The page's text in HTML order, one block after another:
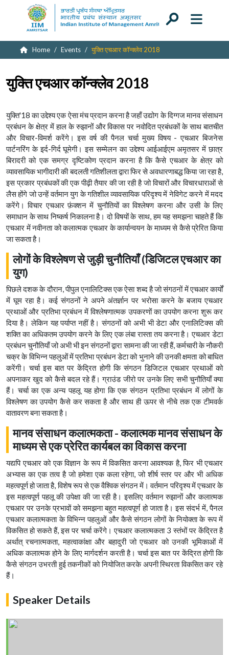
Home Events युक्ति एचआर कॉन्क्लेव 2018
युक्ति एचआर कॉन्क्लेव 2018
युक्ति'18 का उद्देश्य एक ऐसा मंच प्रदान करना है जहाँ उद्योग के दिग्गज मानव संसाधन
प्रबंधन के क्षेत्र में हाल के रुझानों और विकास पर नवोदित प्रबंधकों के साथ बातचीत
और विचार-विमर्श करेंगे। इस वर्ष की पैनल चर्चा मुख्य विषय - एचआर बिजनेस
पार्टनरिंग के इर्द-गिर्द घूमेगी। इस सम्मेलन का उद्देश्य आईआईएम अमृतसर में छात्र
बिरादरी को एक समग्र दृष्टिकोण प्रदान करना है कि कैसे एचआर के क्षेत्र को
व्यावसायिक भागीदारी की बदलती गतिशीलता द्वारा फिर से अवधारणाबद्ध किया जा रहा है,
इस प्रकार प्रबंधकों की एक पीढ़ी तैयार की जा रही है जो विचारों और विचारधाराओं से
लैस होंगे जो उन्हें वर्तमान युग के गतिशील व्यावसायिक परिदृश्य में नेविगेट करने में मदद
करेंगे। विचार एचआर फ़ंक्शन में चुनौतियों का विश्लेषण करना और उसी के लिए
समाधान के साथ निष्कर्ष निकालना है। दो विषयों के साथ, हम यह समझना चाहते हैं कि
एचआर में नवीनता को कलात्मक एचआर के कार्यान्वयन के माध्यम से कैसे प्रेरित किया
जा सकता है।
लोगों के विश्लेषण से जुड़ी चुनौतियाँ (डिजिटल एचआर का
युग)
पिछले दशक के दौरान, पीपुल एनालिटिक्स एक ऐसा शब्द है जो संगठनों में एचआर कार्यों
में घूम रहा है। कई संगठनों ने अपने अंतर्ज्ञान पर भरोसा करने के बजाय एचआर
प्रथाओं और प्रतिभा प्रबंधन में विश्लेषणात्मक उपकरणों का उपयोग करना शुरू कर
दिया है। लेकिन यह पर्याप्त नहीं है। संगठनों को अभी भी डेटा और एनालिटिक्स की
शक्ति का अधिकतम उपयोग करने के लिए एक लंबा रास्ता तय करना है। एचआर डेटा
प्रबंधन चुनौतियाँ जो अभी भी इन संगठनों द्वारा सामना की जा रही हैं, कर्मचारी के नौकरी
चक्र के विभिन्न पहलुओं में प्रतिभा प्रबंधन डेटा को भुनाने की उनकी क्षमता को बाधित
करेंगी। चर्चा इस बात पर केंद्रित होगी कि संगठन डिजिटल एचआर प्रथाओं को
अपनाकर खुद को कैसे बदल रहे हैं। ग्राउंड जीरो पर उनके लिए सभी चुनौतियाँ क्या
हैं। चर्चा का एक अन्य पहलू यह होगा कि एक संगठन प्रतिभा प्रबंधन में लोगों के
विश्लेषण का उपयोग कैसे कर सकता है और साथ ही ऊपर से नीचे तक एक टीमवर्क
वातावरण बना सकता है।
मानव संसाधन कलात्मकता - कलात्मक मानव संसाधन के
माध्यम से एक प्रेरित कार्यबल का विकास करना
यद्यपि एचआर को एक विज्ञान के रूप में विकसित करना आवश्यक है, फिर भी एचआर
अभ्यास का एक तत्व है जो हमेशा एक कला रहेगा, जो शीर्ष स्तर पर और भी अधिक
महत्वपूर्ण हो जाता है, विशेष रूप से एक वैश्विक संगठन में। वर्तमान परिदृश्य में एचआर के
इस महत्वपूर्ण पहलू की उपेक्षा की जा रही है। इसलिए वर्तमान रुझानों और कलात्मक
एचआर पर उनके प्रभावों को समझना बहुत महत्वपूर्ण हो जाता है। इस संदर्भ में, पैनल
एचआर कलात्मकता के विभिन्न पहलुओं और कैसे संगठन लोगों के नियोक्ता के रूप में
विकसित हो सकते हैं, इस पर चर्चा करेंगे। एचआर कलात्मकता 3 स्तंभों पर केंद्रित है
अर्थात् रचनात्मकता, महत्वाकांक्षा और बहादुरी जो एचआर को उनकी भूमिकाओं में
अधिक कलात्मक होने के लिए मार्गदर्शन करती है। चर्चा इस बात पर केंद्रित होगी कि
कैसे संगठन उभरती हुई तकनीकों को नियोजित करके अपनी स्थिरता विकसित कर रहे
हैं।
Speaker Details